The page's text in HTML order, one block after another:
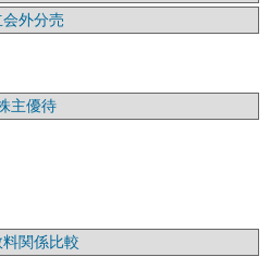
会外分売
主優待
関係比較